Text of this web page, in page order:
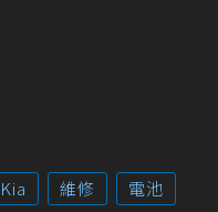
Kia 維修 電池